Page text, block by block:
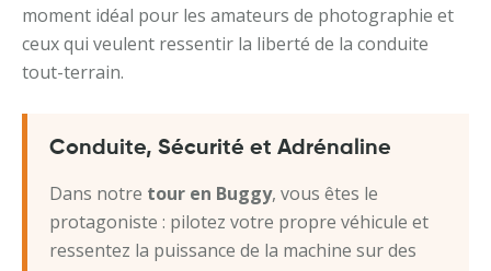
moment idéal pour les amateurs de photographie et
ceux qui veulent ressentir la liberté de la conduite
tout-terrain.
Conduite, Sécurité et Adrénaline
Dans notre tour en Buggy, vous êtes le
protagoniste : pilotez votre propre véhicule et
ressentez la puissance de la machine sur des